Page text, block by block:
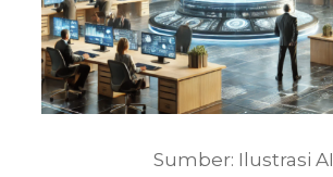
Sumber: Ilustrasi AI